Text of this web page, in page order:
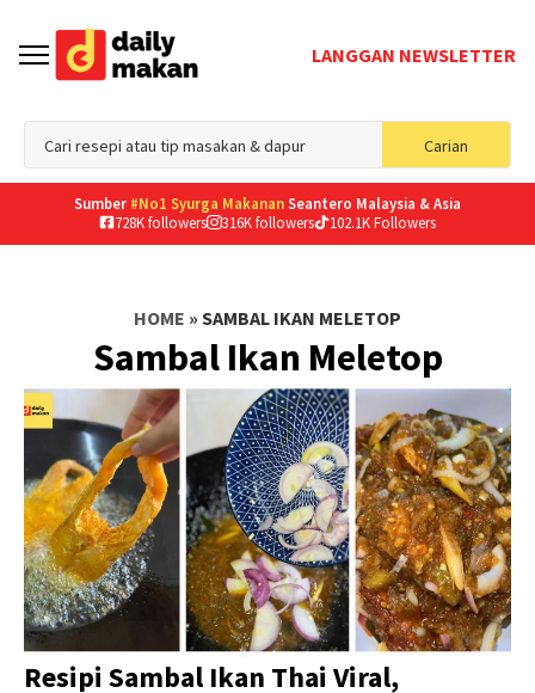
LANGGAN NEWSLETTER
Carian
for:
Sumber #No1 Syurga MakananSeantero Malaysia & Asia
728K followers
316K followers 102.1K Followers
HOME » SAMBAL IKAN MELETOP
Sambal Ikan Meletop
Resipi Sambal Ikan Thai Viral,